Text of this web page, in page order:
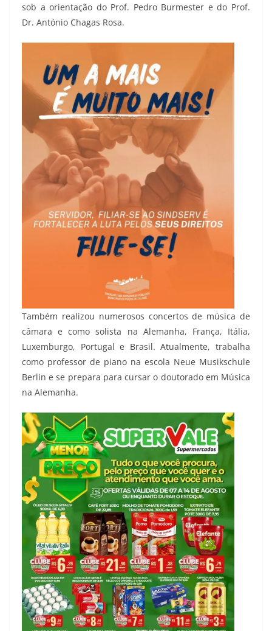
sob a orientação do Prof. Pedro Burmester e do Prof.
Dr. António Chagas Rosa.
Também realizou numerosos concertos de música de
câmara e como solista na Alemanha, França, Itália,
Luxemburgo, Portugal e Brasil. Atualmente, trabalha
como professor de piano na escola Neue Musikschule
Berlin e se prepara para cursar o doutorado em Música
na Alemanha.